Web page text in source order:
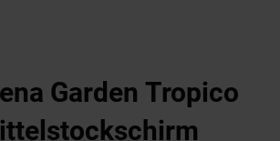
Garden Tropico